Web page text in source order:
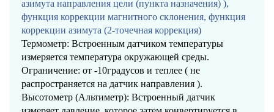
азимута направления цели (пункта назначения) ),
функция коррекции магнитного склонения, функция
коррекции азимута (2-точечная коррекция)
Термометр: Встроенным датчиком температуры
измеряется температура окружающей среды.
Ограничение: от -10градусов и теплее ( не
распространяется на датчик направления ).
Высотометр (Альтиметр): Встроенный датчик